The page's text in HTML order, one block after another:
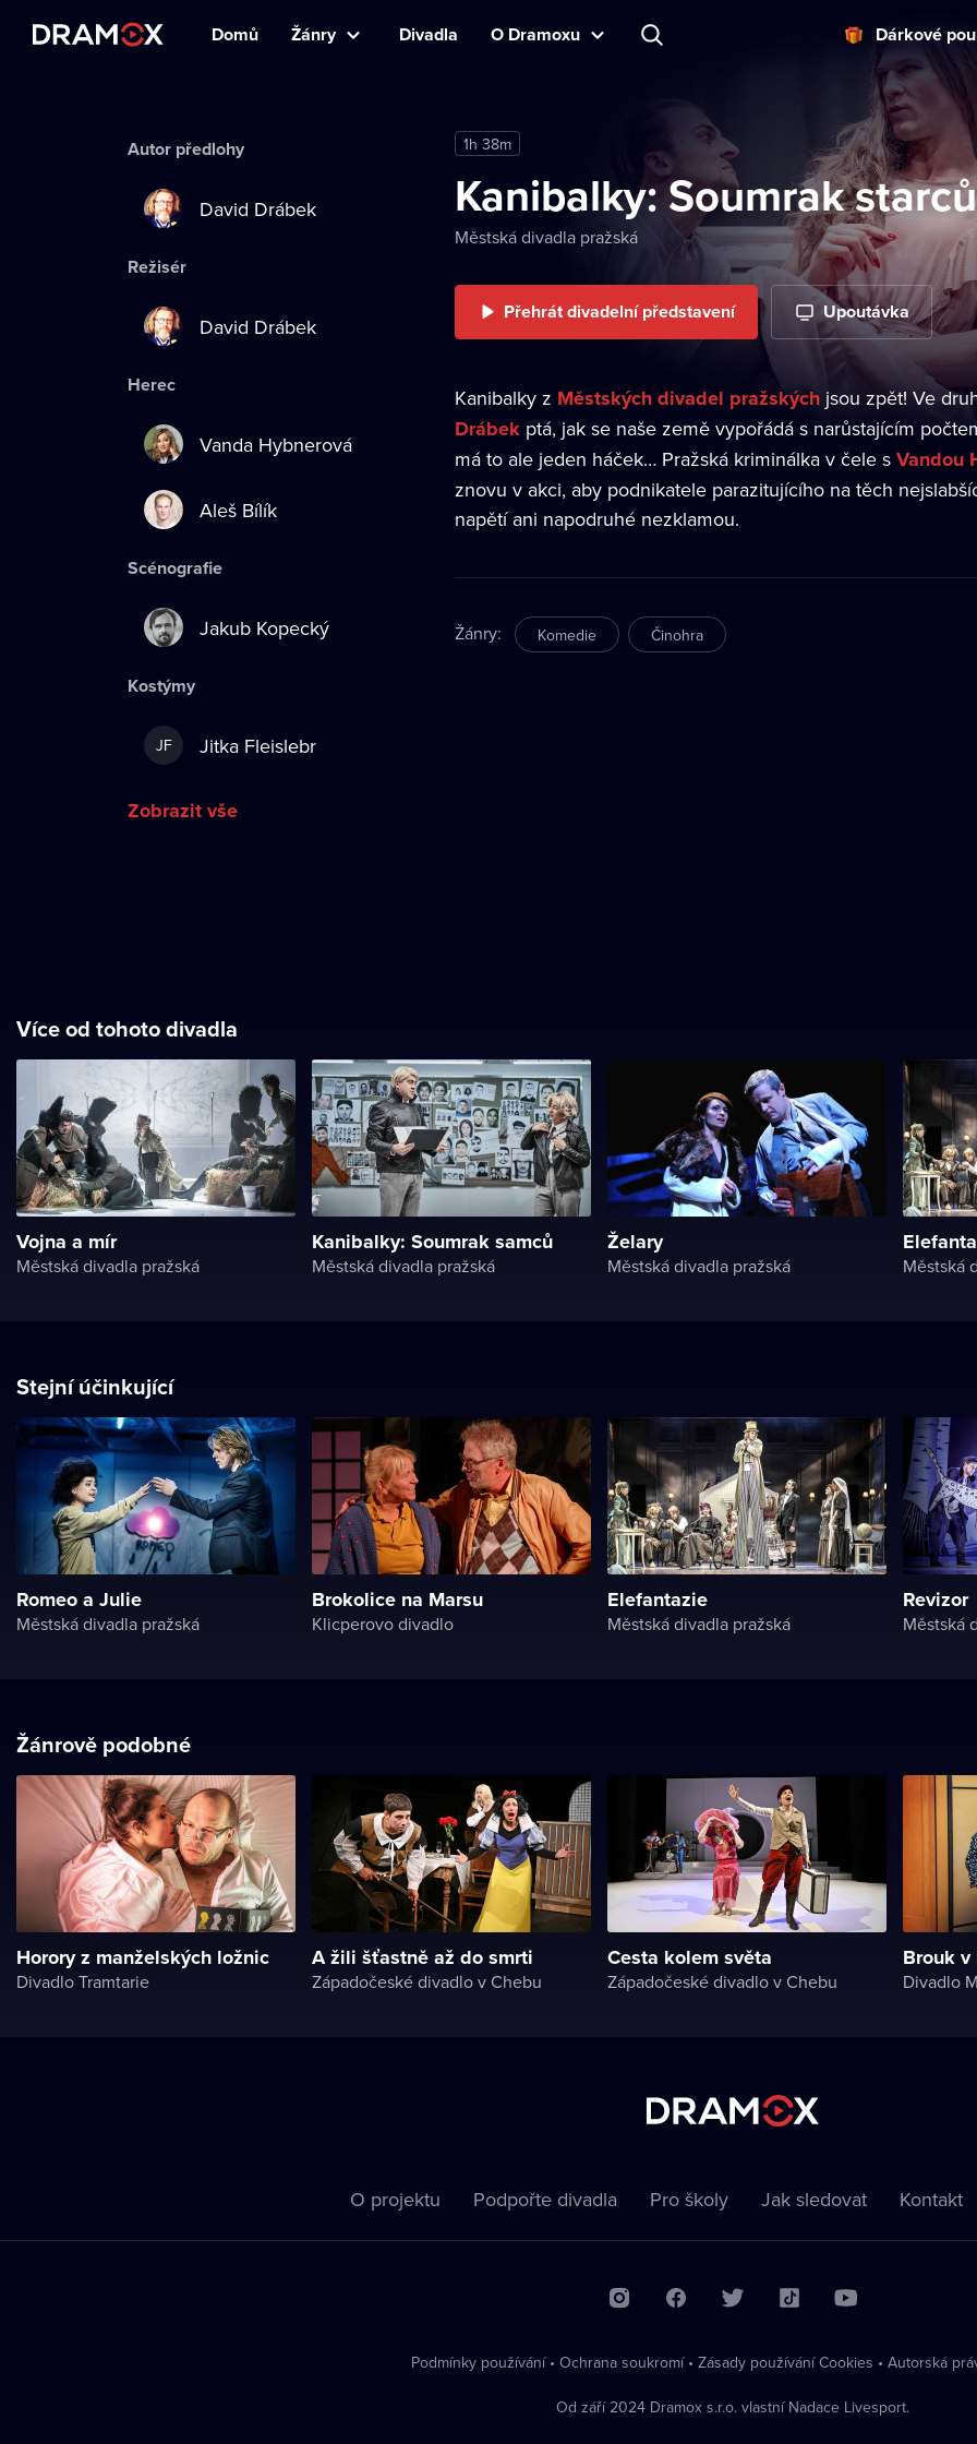
Domů Žánry Divadla O Dramoxu Dárkové
1h 38m
Kanibalky: Soumrak starců
Městská divadla pražská
Přehrát divadelní představení Upoutávka
Kanibalky z Městských divadel pražských jsou zpět! Ve
Drábek ptá, jak se naše země vypořádá s narůstajícím
má to ale jeden háček… Pražská kriminálka v čele s Vandou
znovu v akci, aby podnikatele parazitujícího na těch
napětí ani napodruhé nezklamou.
Žánry: Komedie Činohra
Autor předlohy
David Drábek
Režisér
David Drábek
Herec
Vanda Hybnerová
Aleš Bílík
Scénografie
Jakub Kopecký
Kostýmy
JF Jitka Fleislebr
Zobrazit vše
Více od tohoto divadla
Vojna a mír
Městská divadla pražská
Kanibalky: Soumrak samců
Městská divadla pražská
Želary
Městská divadla pražská Městská
Stejní účinkující
Romeo a Julie
Městská divadla pražská
Brokolice na Marsu
Klicperovo divadlo
Elefantazie
Městská divadla pražská
Revizor
Městská
Žánrově podobné
Horory z manželských ložnic
Divadlo Tramtarie
A žili šťastně až do smrti
Západočeské divadlo v Chebu
Cesta kolem světa
Západočeské divadlo v Chebu
Brouk v
Divadlo
O projektu Podpořte divadla Pro školy Jak sledovat Kontakt
Podmínky používání • Ochrana soukromí • Zásady používání Cookies • Autorská
Od září 2024 Dramox s.r.o. vlastní Nadace Livesport.